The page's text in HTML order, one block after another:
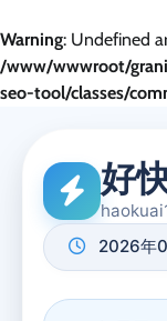
Warning: Undefined
/www/wwwroot/
seo-tool/classes/